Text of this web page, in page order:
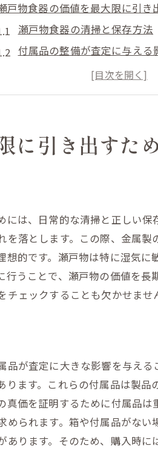
戸物食器の価値を最大限に引き
瀬戸物食器の清掃と保存方法
付属品の整備が査定に与える
瀬戸物の歴史と背景を知るこ
購入時の情報を活用して価値
査定前の準備で買取価格を上
城県白石市での地元密着買取サ
地域特有の買取事例の紹介
地元の買取業者との信頼関係
出張買取サービスの利用法
地元の口コミを活用して買取
調理器具を高価買取してもらうた
使わなくなった調理器具の整
査定前に行うべきメンテナン
調理器具の付属品の確認方法
に引き出すた
は、日常的な清掃と正しい
落とします。この際、金属
的です。瀬戸物は特に湿気
うことで、瀬戸物の価値を
ェックすることも欠かせませ
が査定に大きな影響を与え
ます。これらの付属品は製
価を証明するために付属品
られます。箱や付属品がな
ります。そのため、購入時に